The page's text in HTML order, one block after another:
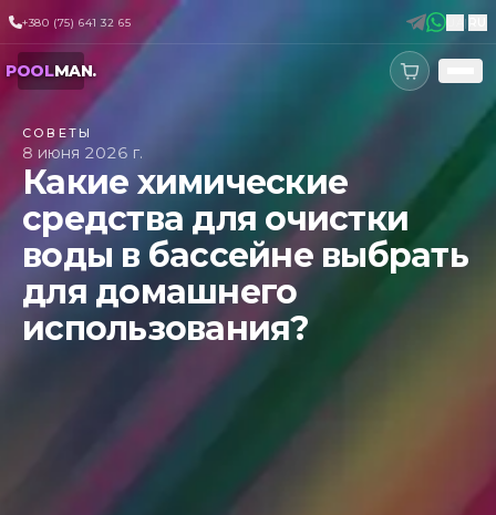
+380 (75) 641 32 65 UA |
POOLMAN.
СОВЕТЫ
8 июня 2026 г.
Какие химические
средства для очистки
воды в бассейне выбрать
для домашнего
использования?